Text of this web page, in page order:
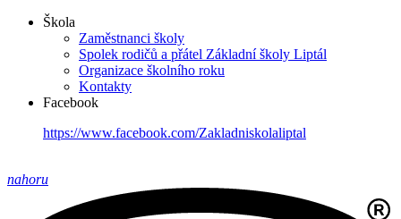
Škola
Zaměstnanci školy
Spolek rodičů a přátel Základní školy Liptál
Organizace školního roku
Kontakty
Facebook
https://www.facebook.com/Zakladniskolaliptal
nahoru